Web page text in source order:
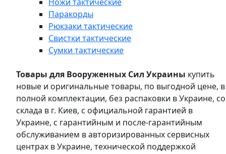
Паракорды
Рюкзаки тактические
Свистки тактические
Сумки тактические
Товары для Вооруженных Сил Украины купить
новые и оригинальные товары, по выгодной цене, в
полной комплектации, без распаковки в Украине, со
склада в г. Киев, с официальной гарантией в
Украине, с гарантийным и после-гарантийным
обслуживанием в авторизированных сервисных
центрах в Украине, технической поддержкой